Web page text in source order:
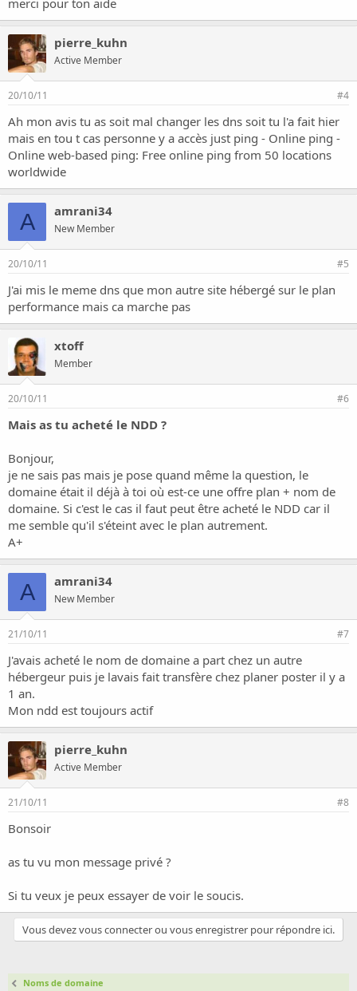
merci pour ton aide
pierre_kuhn
Active Member
20/10/11 #4
Ah mon avis tu as soit mal changer les dns soit tu l'a fait hier
mais en tou t cas personne y a accès just ping - Online ping -
Online web-based ping: Free online ping from 50 locations
worldwide
A amrani34
New Member
20/10/11 #5
J'ai mis le meme dns que mon autre site hébergé sur le plan
performance mais ca marche pas
xtoff
Member
20/10/11 #6
Mais as tu acheté le NDD ?
Bonjour,
je ne sais pas mais je pose quand même la question, le
domaine était il déjà à toi où est-ce une offre plan + nom de
domaine. Si c'est le cas il faut peut être acheté le NDD car il
me semble qu'il s'éteint avec le plan autrement.
A+
A amrani34
New Member
21/10/11 #7
J'avais acheté le nom de domaine a part chez un autre
hébergeur puis je lavais fait transfère chez planer poster il y a
1 an.
Mon ndd est toujours actif
pierre_kuhn
Active Member
21/10/11 #8
Bonsoir
as tu vu mon message privé ?
Si tu veux je peux essayer de voir le soucis.
Vous devez vous connecter ou vous enregistrer pour répondre ici.
Noms de domaine